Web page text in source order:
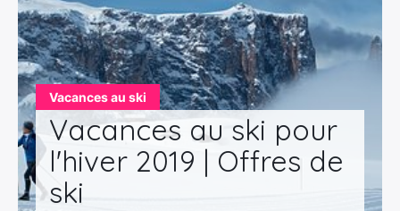
Vacances au ski
Vacances au ski pour
l'hiver 2019 | Offres de
ski